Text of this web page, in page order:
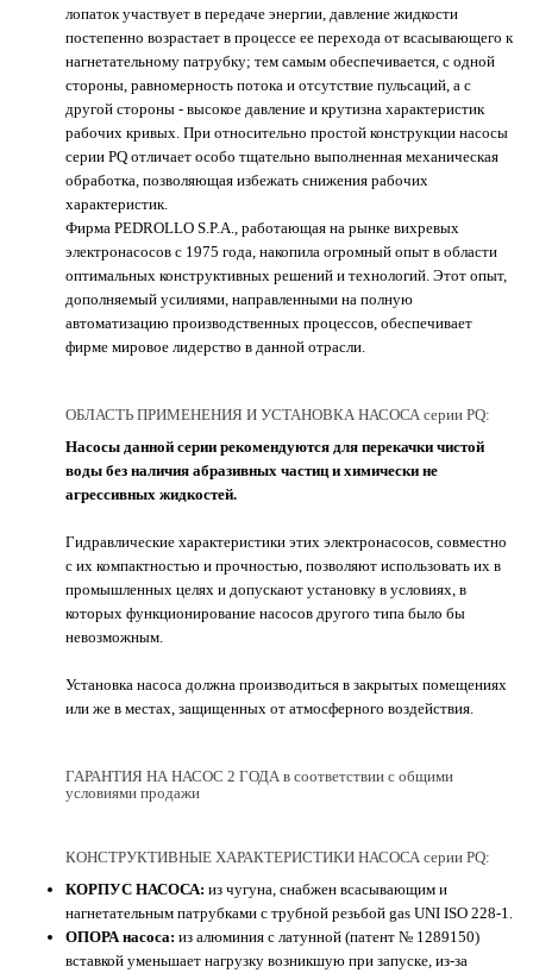
лопаток участвует в передаче энергии, давление жидкости
постепенно возрастает в процессе ее перехода от всасывающего к
нагнетательному патрубку; тем самым обеспечивается, с одной
стороны, равномерность потока и отсутствие пульсаций, а с
другой стороны - высокое давление и крутизна характеристик
рабочих кривых. При относительно простой конструкции насосы
серии PQ отличает особо тщательно выполненная механическая
обработка, позволяющая избежать снижения рабочих
характеристик.
Фирма PEDROLLO S.P.A., работающая на рынке вихревых
электронасосов с 1975 года, накопила огромный опыт в области
оптимальных конструктивных решений и технологий. Этот опыт,
дополняемый усилиями, направленными на полную
автоматизацию производственных процессов, обеспечивает
фирме мировое лидерство в данной отрасли.
ОБЛАСТЬ ПРИМЕНЕНИЯ И УСТАНОВКА НАСОСА серии PQ:
Насосы данной серии рекомендуются для перекачки чистой
воды без наличия абразивных частиц и химически не
агрессивных жидкостей.
Гидравлические характеристики этих электронасосов, совместно
с их компактностью и прочностью, позволяют использовать их в
промышленных целях и допускают установку в условиях, в
которых функционирование насосов другого типа было бы
невозможным.
Установка насоса должна производиться в закрытых помещениях
или же в местах, защищенных от атмосферного воздействия.
ГАРАНТИЯ НА НАСОС 2 ГОДА в соответствии с общими
условиями продажи
КОНСТРУКТИВНЫЕ ХАРАКТЕРИСТИКИ НАСОСА серии PQ:
КОРПУС НАСОСА: из чугуна, снабжен всасывающим и
нагнетательным патрубками с трубной резьбой gas UNI ISO 228-1.
ОПОРА насоса: из алюминия с латунной (патент № 1289150)
вставкой уменьшает нагрузку возникшую при запуске, из-за